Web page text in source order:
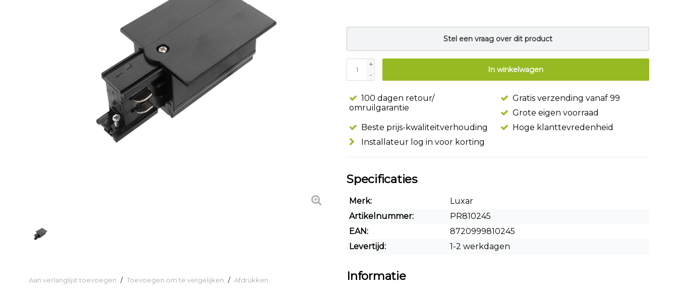
Aan verlanglijst toevoegen / Toevoegen om te vergelijken / Afdrukken
Stel een vraag over dit product
+
-
In winkelwagen
100 dagen retour/
omruilgarantie
Gratis verzending vanaf 99
Grote eigen voorraad
Beste prijs-kwaliteitverhouding
Hoge klanttevredenheid
Installateur log in voor korting
Specificaties
Merk:
Luxar
Artikelnummer:
PR810245
EAN:
8720999810245
Levertijd:
1-2 werkdagen
Informatie